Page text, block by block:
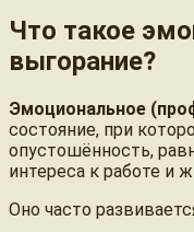
Что такое
выгорание?
Эмоциональное
состояние, при
опустошённость,
интереса к работе и
Оно часто